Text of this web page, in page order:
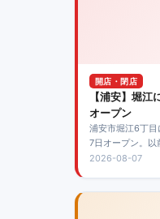
開店・閉店
【浦安】堀
オープン
浦安市堀江6丁目
7日オープン。以
更し、和風だし
2026-08-07